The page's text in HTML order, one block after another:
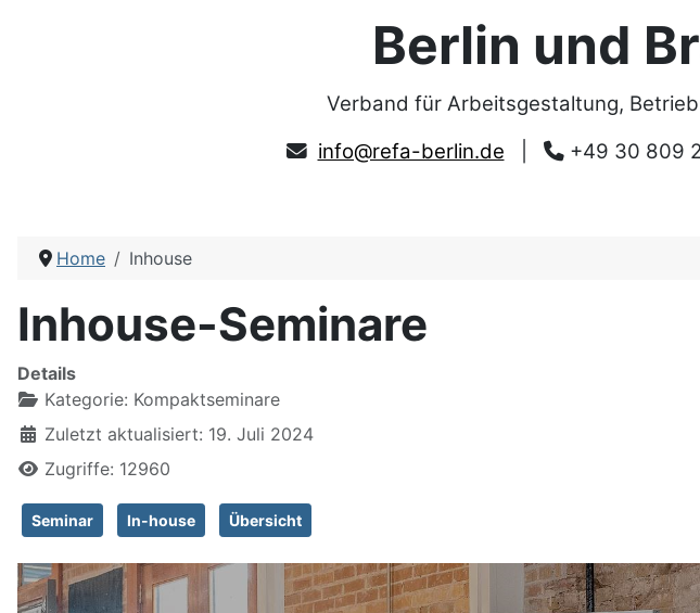
Berlin und
Verband für Arbeitsgestaltung,
info@refa-berlin.de
+49 30 809
Home Inhouse
Inhouse-Seminare
Details
Kategorie: Kompaktseminare
Zuletzt aktualisiert: 19. Juli 2024
Zugriffe: 12960
Seminar In-house Übersicht